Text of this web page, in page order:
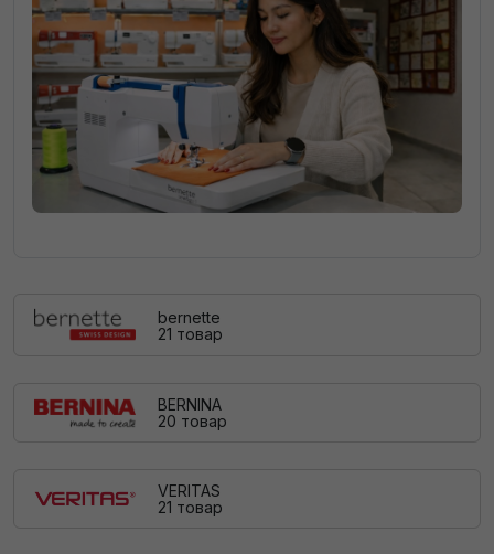
bernette
21 товар
BERNINA
20 товар
VERITAS
21 товар